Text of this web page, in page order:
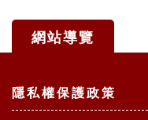
網站導覽
隱私權保護政策